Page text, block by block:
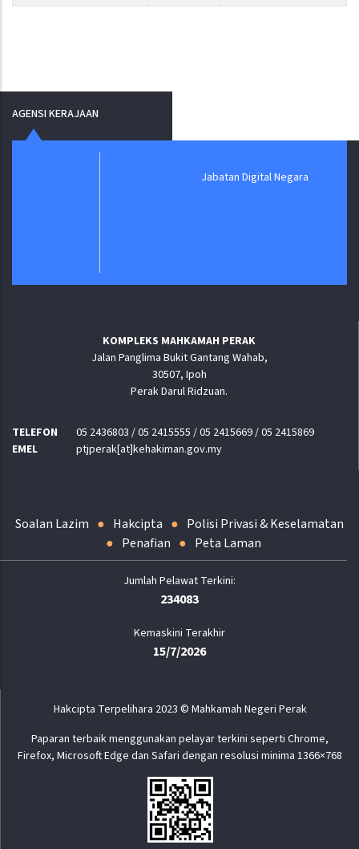
AGENSI KERAJAAN
Jabatan Digital Negara
KOMPLEKS MAHKAMAH PERAK
Jalan Panglima Bukit Gantang Wahab,
30507, Ipoh
Perak Darul Ridzuan.
TELEFON
05 2436803 / 05 2415555 / 05 2415669 / 05 2415869
EMEL
ptjperak[at]kehakiman.gov.my
Soalan Lazim Hakcipta
Polisi Privasi & Keselamatan
Penafian
Peta Laman
234083
Kemaskini Terakhir
15/7/2026
Hakcipta Terpelihara 2023 © Mahkamah Negeri Perak
Paparan terbaik menggunakan pelayar terkini seperti Chrome,
Firefox, Microsoft Edge dan Safari dengan resolusi minima 1366×768